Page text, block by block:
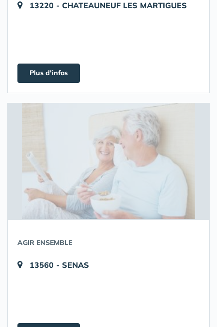
13220 - CHATEAUNEUF LES MARTIGUES
Plus d'infos
AGIR ENSEMBLE
13560 - SENAS